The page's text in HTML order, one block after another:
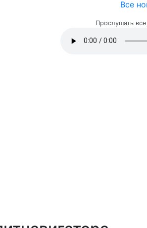
Все
Прослушать